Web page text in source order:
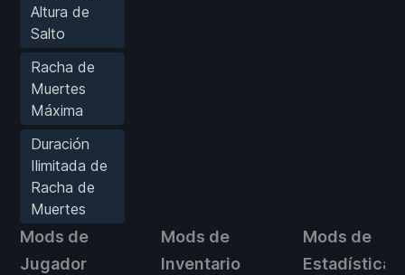
Altura de
Salto
Racha de
Muertes
Máxima
Duración
Ilimitada de
Racha de
Muertes
Mods de
Jugador
Mods de
Inventario
Mods de
Estadísticas